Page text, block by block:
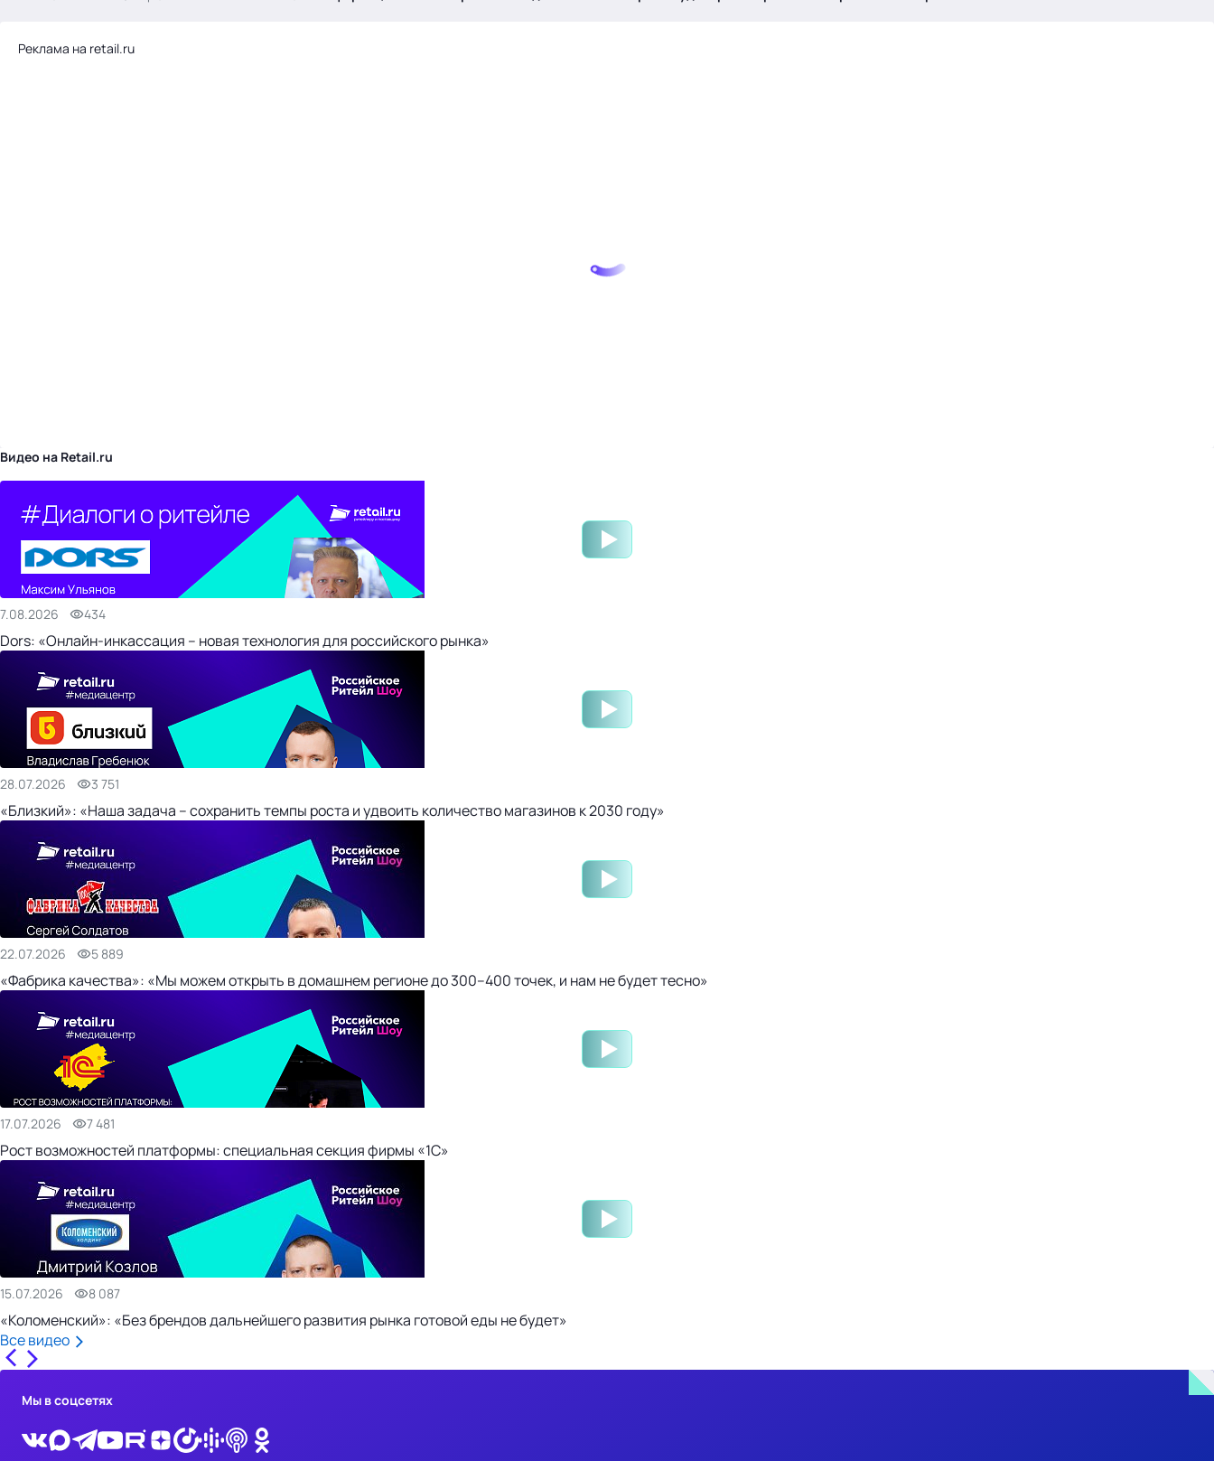
Реклама на retail.ru
Видео на Retail.ru
7.08.2026 434
Dors: «Онлайн-инкассация – новая технология для российского рынка»
28.07.2026 3 751
«Близкий»: «Наша задача – сохранить темпы роста и удвоить количество магазинов к 2030 году»
22.07.2026 5 889
«Фабрика качества»: «Мы можем открыть в домашнем регионе до 300–400 точек, и нам не будет тесно»
17.07.2026 7 481
Рост возможностей платформы: специальная секция фирмы «1С»
15.07.2026 8 087
«Коломенский»: «Без брендов дальнейшего развития рынка готовой еды не будет»
Все видео
Мы в соцсетях